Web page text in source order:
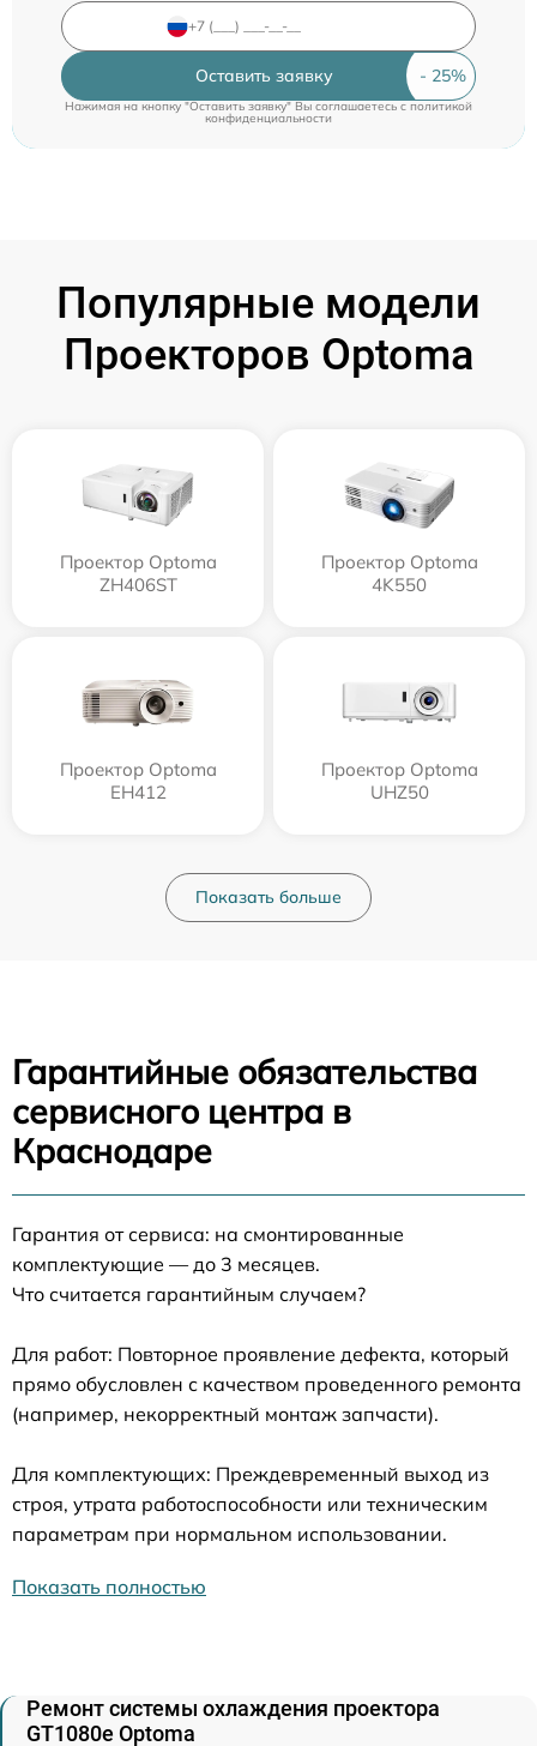
Оставить заявку
Нажимая на кнопку "Оставить заявку" Вы соглашаетесь cполитикой
конфиденциальности
Популярные модели
Проекторов Optoma
Проектор Optoma
ZH406ST
Проектор Optoma
4K550
Проектор Optoma
EH412
Проектор Optoma
UHZ50
Показать больше
Гарантийные обязательства
сервисного центра в
Краснодаре
Гарантия от сервиса: на смонтированные
комплектующие — до 3 месяцев.
Что считается гарантийным случаем?
Для работ: Повторное проявление дефекта, который
прямо обусловлен с качеством проведенного ремонта
(например, некорректный монтаж запчасти).
Для комплектующих: Преждевременный выход из
строя, утрата работоспособности или техническим
параметрам при нормальном использовании.
Показать полностью
Ремонт системы охлаждения проектора
GT1080e Optoma